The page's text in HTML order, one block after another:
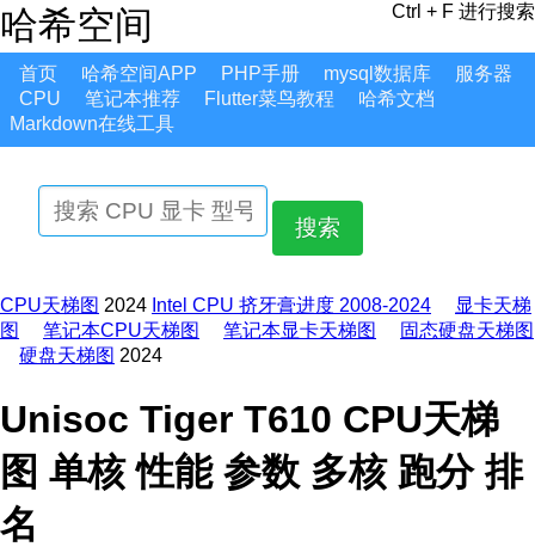
哈希空间 Ctrl + F 进行搜索
首页 哈希空间APP PHP手册 mysql数据库
服务器
CPU
笔记本推荐 Flutter菜鸟教程
哈希文档
Markdown在线工具
搜索
CPU天梯图 2024 Intel CPU 挤牙膏进度 2008-2024
显卡天梯
图
笔记本CPU天梯图 笔记本显卡天梯图
固态硬盘天梯图
硬盘天梯图 2024
Unisoc Tiger T610 CPU天梯
图 单核 性能 参数 多核 跑分 排
名